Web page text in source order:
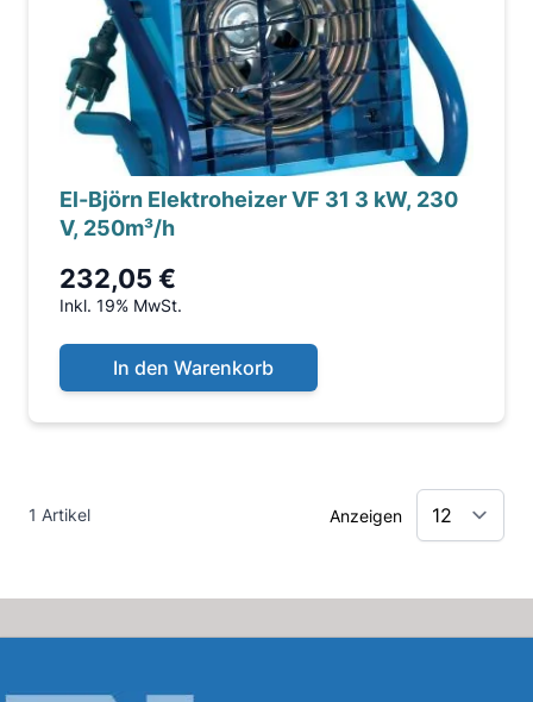
El-Björn Elektroheizer VF 31 3 kW, 230
V, 250m³/h
232,05 €
Inkl. 19% MwSt.
In den Warenkorb
1 Artikel Anzeigen